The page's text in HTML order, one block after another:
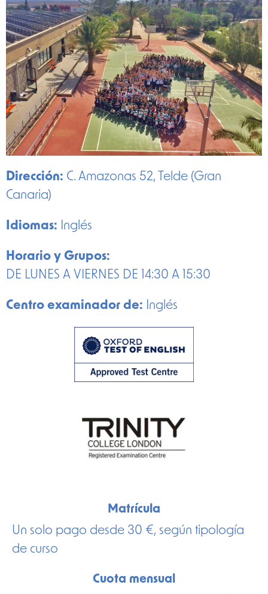
Dirección: C. Amazonas 52, Telde (Gran
Canaria)
Idiomas: Inglés
Horario y Grupos:
DE LUNES A VIERNES DE 14:30 A 15:30
Centro examinador de: Inglés
Matrícula
Un solo pago desde 30 €, según tipología
de curso
Cuota mensual